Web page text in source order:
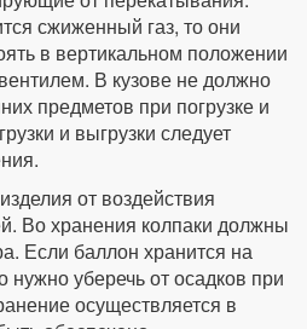
сжиженный газ, то они
в вертикальном положении
В кузове не должно
предметов при погрузке и
и выгрузки следует
от воздействия
Во хранения колпаки должны
Если баллон хранится на
нужно уберечь от осадков при
осуществляется в